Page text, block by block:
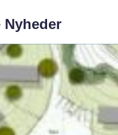
Nyheder